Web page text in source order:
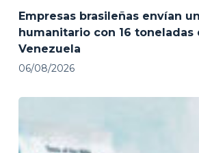
Empresas brasileñas envían
humanitario con 16 toneladas
Venezuela
06/08/2026